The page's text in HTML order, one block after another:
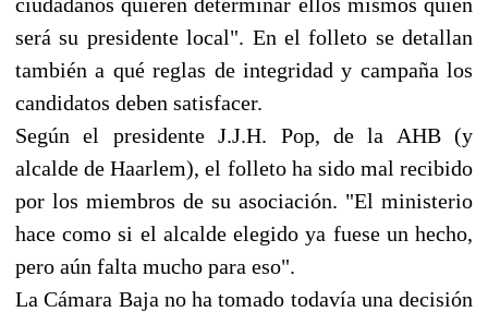
será su presidente local". En el folleto se detallan
también a qué reglas de integridad y campaña los
candidatos deben satisfacer.
Según el presidente J.J.H. Pop, de la AHB (y
alcalde de Haarlem), el folleto ha sido mal recibido
por los miembros de su asociación. "El ministerio
hace como si el alcalde elegido ya fuese un hecho,
pero aún falta mucho para eso".
La Cámara Baja no ha tomado todavía una decisión